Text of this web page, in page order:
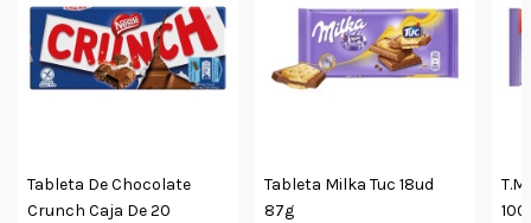
Tableta De Chocolate
Crunch Caja De 20
Tableta Milka Tuc 18ud
87g